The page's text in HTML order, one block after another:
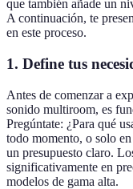
que también añade un
A continuación, te
en este proceso.
1. Define tus
Antes de comenzar a
sonido multiroom, es
Pregúntate: ¿Para qué
todo momento, o solo en
un presupuesto claro.
significativamente en
modelos de gama alta.